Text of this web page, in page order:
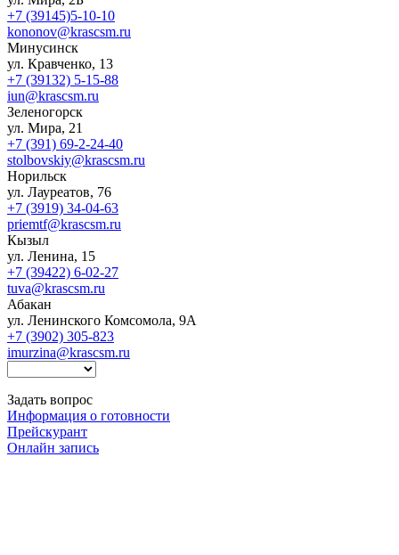
+7 (39145)5-10-10
kononov@krascsm.ru
Минусинск
ул. Кравченко, 13
+7 (39132) 5-15-88
iun@krascsm.ru
Зеленогорск
ул. Мира, 21
+7 (391) 69-2-24-40
stolbovskiy@krascsm.ru
Норильск
ул. Лауреатов, 76
+7 (3919) 34-04-63
priemtf@krascsm.ru
Кызыл
ул. Ленина, 15
+7 (39422) 6-02-27
tuva@krascsm.ru
Абакан
ул. Ленинского Комсомола, 9А
+7 (3902) 305-823
imurzina@krascsm.ru
Задать вопрос
Информация о готовности
Прейскурант
Онлайн запись